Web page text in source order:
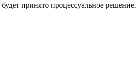
принято процессуальное решение.